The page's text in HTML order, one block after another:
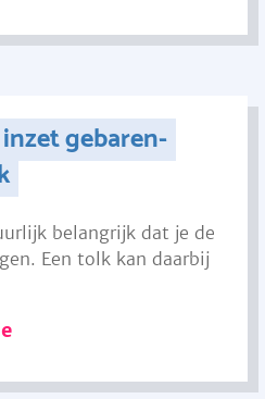
gebaren-
belangrijk dat je de
Een tolk kan daarbij